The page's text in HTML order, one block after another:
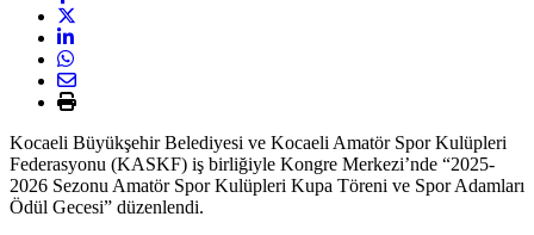
Kocaeli Büyükşehir Belediyesi ve Kocaeli Amatör Spor Kulüpleri
Federasyonu (KASKF) iş birliğiyle Kongre Merkezi’nde “2025-
2026 Sezonu Amatör Spor Kulüpleri Kupa Töreni ve Spor Adamları
Ödül Gecesi” düzenlendi.